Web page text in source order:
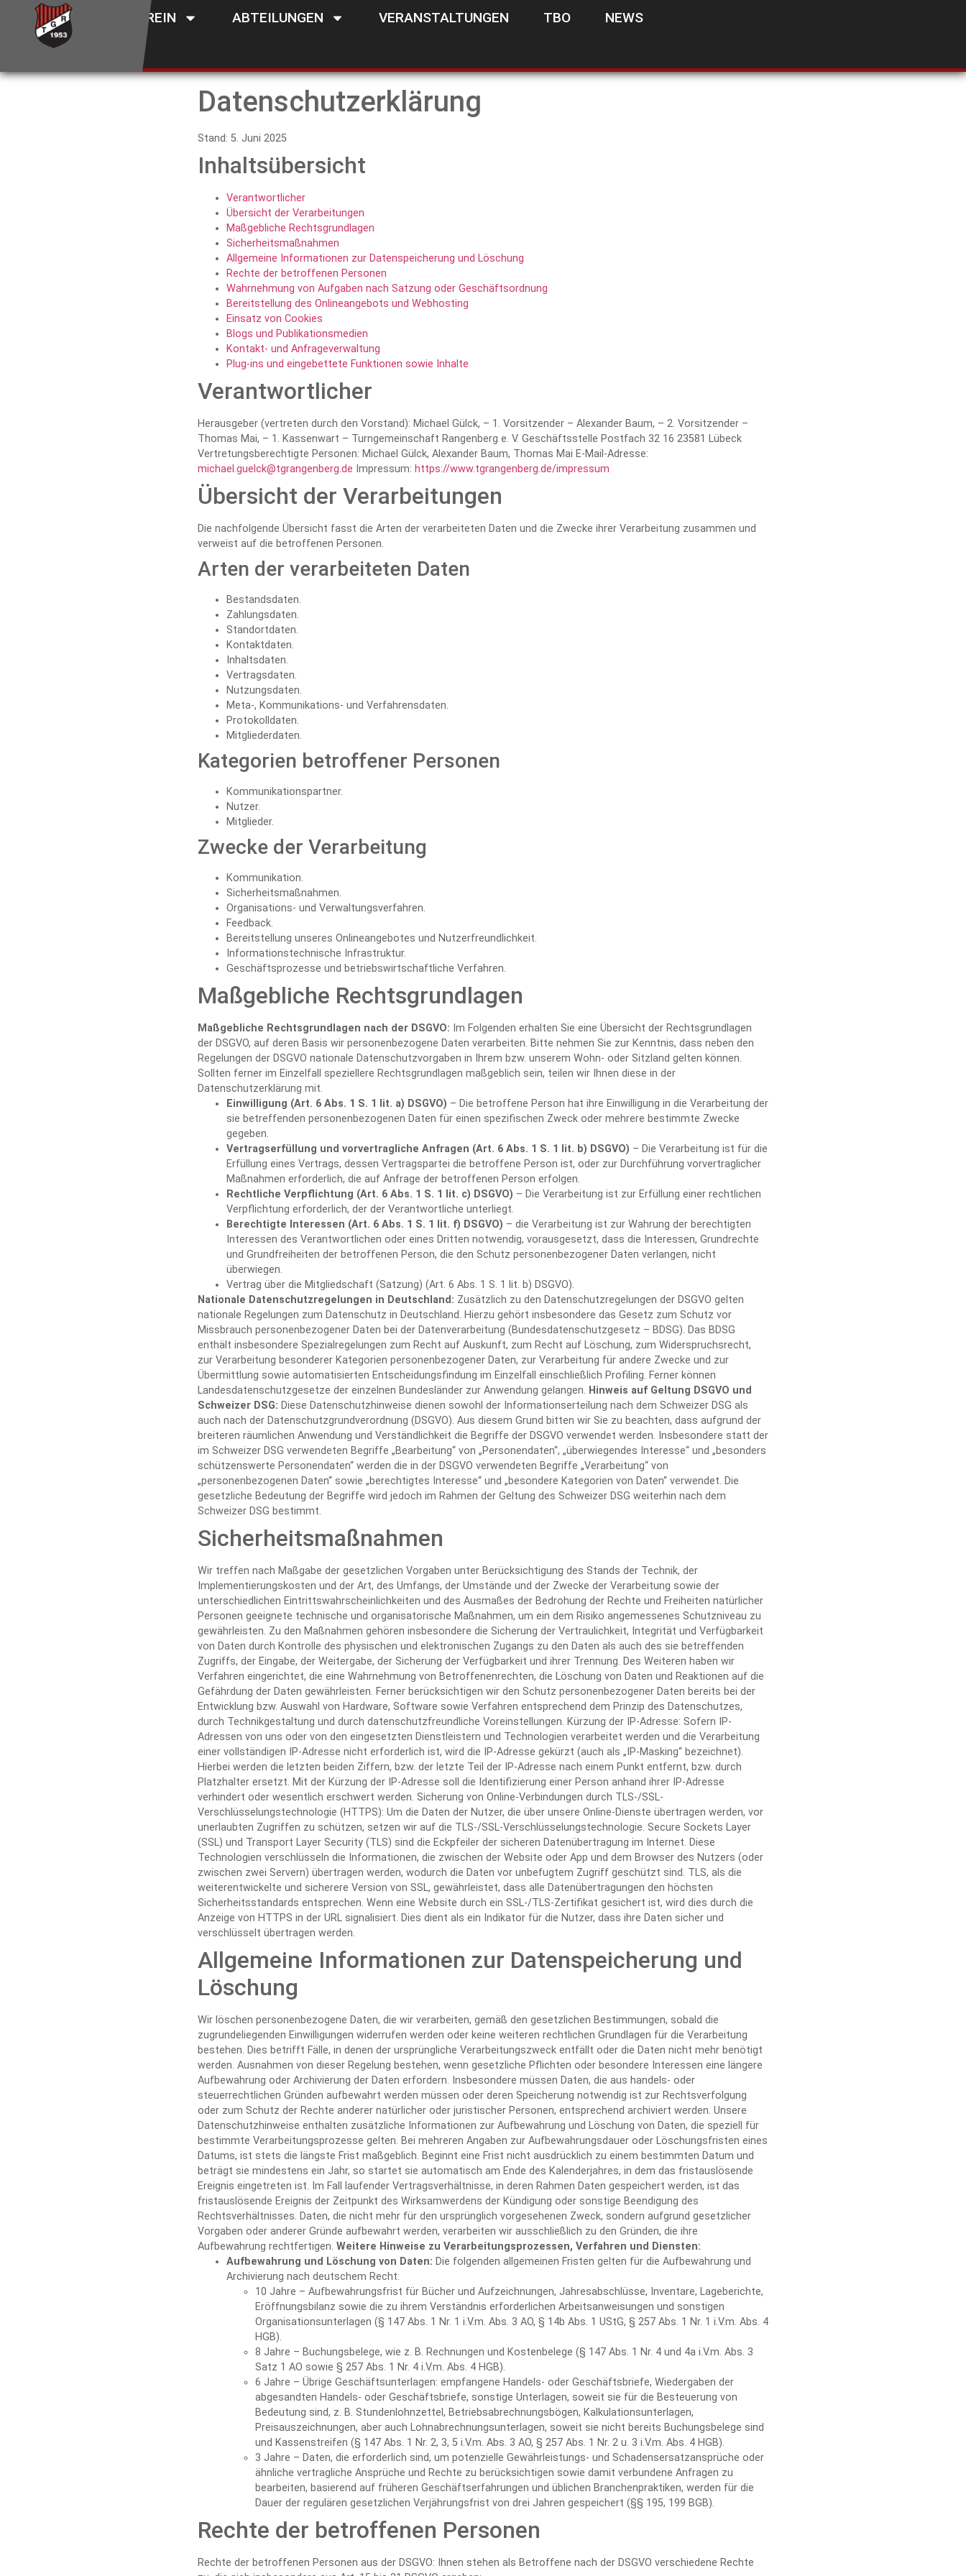
VEREIN ABTEILUNGEN VERANSTALTUNGEN TBO NEWS
Datenschutzerklärung
Stand: 5. Juni 2025
Inhaltsübersicht
Verantwortlicher
Übersicht der Verarbeitungen
Maßgebliche Rechtsgrundlagen
Sicherheitsmaßnahmen
Allgemeine Informationen zur Datenspeicherung und Löschung
Rechte der betroffenen Personen
Wahrnehmung von Aufgaben nach Satzung oder Geschäftsordnung
Bereitstellung des Onlineangebots und Webhosting
Einsatz von Cookies
Blogs und Publikationsmedien
Kontakt- und Anfrageverwaltung
Plug-ins und eingebettete Funktionen sowie Inhalte
Verantwortlicher
Herausgeber (vertreten durch den Vorstand): Michael Gülck, – 1. Vorsitzender – Alexander Baum, – 2. Vorsitzender –
Thomas Mai, – 1. Kassenwart – Turngemeinschaft Rangenberg e. V. Geschäftsstelle Postfach 32 16 23581 Lübeck
Vertretungsberechtigte Personen: Michael Gülck, Alexander Baum, Thomas Mai E-Mail-Adresse:
michael.guelck@tgrangenberg.de Impressum: https://www.tgrangenberg.de/impressum
Übersicht der Verarbeitungen
Die nachfolgende Übersicht fasst die Arten der verarbeiteten Daten und die Zwecke ihrer Verarbeitung zusammen und
verweist auf die betroffenen Personen.
Arten der verarbeiteten Daten
Bestandsdaten.
Zahlungsdaten.
Standortdaten.
Kontaktdaten.
Inhaltsdaten.
Vertragsdaten.
Nutzungsdaten.
Meta-, Kommunikations- und Verfahrensdaten.
Protokolldaten.
Mitgliederdaten.
Kategorien betroffener Personen
Kommunikationspartner.
Nutzer.
Mitglieder.
Zwecke der Verarbeitung
Kommunikation.
Sicherheitsmaßnahmen.
Organisations- und Verwaltungsverfahren.
Feedback.
Bereitstellung unseres Onlineangebotes und Nutzerfreundlichkeit.
Informationstechnische Infrastruktur.
Geschäftsprozesse und betriebswirtschaftliche Verfahren.
Maßgebliche Rechtsgrundlagen
Maßgebliche Rechtsgrundlagen nach der DSGVO: Im Folgenden erhalten Sie eine Übersicht der Rechtsgrundlagen
der DSGVO, auf deren Basis wir personenbezogene Daten verarbeiten. Bitte nehmen Sie zur Kenntnis, dass neben den
Regelungen der DSGVO nationale Datenschutzvorgaben in Ihrem bzw. unserem Wohn- oder Sitzland gelten können.
Sollten ferner im Einzelfall speziellere Rechtsgrundlagen maßgeblich sein, teilen wir Ihnen diese in der
Datenschutzerklärung mit.
Einwilligung (Art. 6 Abs. 1 S. 1 lit. a) DSGVO) – Die betroffene Person hat ihre Einwilligung in die Verarbeitung der
sie betreffenden personenbezogenen Daten für einen spezifischen Zweck oder mehrere bestimmte Zwecke
gegeben.
Vertragserfüllung und vorvertragliche Anfragen (Art. 6 Abs. 1 S. 1 lit. b) DSGVO) – Die Verarbeitung ist für die
Erfüllung eines Vertrags, dessen Vertragspartei die betroffene Person ist, oder zur Durchführung vorvertraglicher
Maßnahmen erforderlich, die auf Anfrage der betroffenen Person erfolgen.
Rechtliche Verpflichtung (Art. 6 Abs. 1 S. 1 lit. c) DSGVO) – Die Verarbeitung ist zur Erfüllung einer rechtlichen
Verpflichtung erforderlich, der der Verantwortliche unterliegt.
Berechtigte Interessen (Art. 6 Abs. 1 S. 1 lit. f) DSGVO) – die Verarbeitung ist zur Wahrung der berechtigten
Interessen des Verantwortlichen oder eines Dritten notwendig, vorausgesetzt, dass die Interessen, Grundrechte
und Grundfreiheiten der betroffenen Person, die den Schutz personenbezogener Daten verlangen, nicht
überwiegen.
Vertrag über die Mitgliedschaft (Satzung) (Art. 6 Abs. 1 S. 1 lit. b) DSGVO).
Nationale Datenschutzregelungen in Deutschland: Zusätzlich zu den Datenschutzregelungen der DSGVO gelten
nationale Regelungen zum Datenschutz in Deutschland. Hierzu gehört insbesondere das Gesetz zum Schutz vor
Missbrauch personenbezogener Daten bei der Datenverarbeitung (Bundesdatenschutzgesetz – BDSG). Das BDSG
enthält insbesondere Spezialregelungen zum Recht auf Auskunft, zum Recht auf Löschung, zum Widerspruchsrecht,
zur Verarbeitung besonderer Kategorien personenbezogener Daten, zur Verarbeitung für andere Zwecke und zur
Übermittlung sowie automatisierten Entscheidungsfindung im Einzelfall einschließlich Profiling. Ferner können
Landesdatenschutzgesetze der einzelnen Bundesländer zur Anwendung gelangen. Hinweis auf Geltung DSGVO und
Schweizer DSG: Diese Datenschutzhinweise dienen sowohl der Informationserteilung nach dem Schweizer DSG als
auch nach der Datenschutzgrundverordnung (DSGVO). Aus diesem Grund bitten wir Sie zu beachten, dass aufgrund der
breiteren räumlichen Anwendung und Verständlichkeit die Begriffe der DSGVO verwendet werden. Insbesondere statt der
im Schweizer DSG verwendeten Begriffe „Bearbeitung“ von „Personendaten“, „überwiegendes Interesse“ und „besonders
schützenswerte Personendaten“ werden die in der DSGVO verwendeten Begriffe „Verarbeitung“ von
„personenbezogenen Daten“ sowie „berechtigtes Interesse“ und „besondere Kategorien von Daten“ verwendet. Die
gesetzliche Bedeutung der Begriffe wird jedoch im Rahmen der Geltung des Schweizer DSG weiterhin nach dem
Schweizer DSG bestimmt.
Sicherheitsmaßnahmen
Wir treffen nach Maßgabe der gesetzlichen Vorgaben unter Berücksichtigung des Stands der Technik, der
Implementierungskosten und der Art, des Umfangs, der Umstände und der Zwecke der Verarbeitung sowie der
unterschiedlichen Eintrittswahrscheinlichkeiten und des Ausmaßes der Bedrohung der Rechte und Freiheiten natürlicher
Personen geeignete technische und organisatorische Maßnahmen, um ein dem Risiko angemessenes Schutzniveau zu
gewährleisten. Zu den Maßnahmen gehören insbesondere die Sicherung der Vertraulichkeit, Integrität und Verfügbarkeit
von Daten durch Kontrolle des physischen und elektronischen Zugangs zu den Daten als auch des sie betreffenden
Zugriffs, der Eingabe, der Weitergabe, der Sicherung der Verfügbarkeit und ihrer Trennung. Des Weiteren haben wir
Verfahren eingerichtet, die eine Wahrnehmung von Betroffenenrechten, die Löschung von Daten und Reaktionen auf die
Gefährdung der Daten gewährleisten. Ferner berücksichtigen wir den Schutz personenbezogener Daten bereits bei der
Entwicklung bzw. Auswahl von Hardware, Software sowie Verfahren entsprechend dem Prinzip des Datenschutzes,
durch Technikgestaltung und durch datenschutzfreundliche Voreinstellungen. Kürzung der IP-Adresse: Sofern IP-
Adressen von uns oder von den eingesetzten Dienstleistern und Technologien verarbeitet werden und die Verarbeitung
einer vollständigen IP-Adresse nicht erforderlich ist, wird die IP-Adresse gekürzt (auch als „IP-Masking“ bezeichnet).
Hierbei werden die letzten beiden Ziffern, bzw. der letzte Teil der IP-Adresse nach einem Punkt entfernt, bzw. durch
Platzhalter ersetzt. Mit der Kürzung der IP-Adresse soll die Identifizierung einer Person anhand ihrer IP-Adresse
verhindert oder wesentlich erschwert werden. Sicherung von Online-Verbindungen durch TLS-/SSL-
Verschlüsselungstechnologie (HTTPS): Um die Daten der Nutzer, die über unsere Online-Dienste übertragen werden, vor
unerlaubten Zugriffen zu schützen, setzen wir auf die TLS-/SSL-Verschlüsselungstechnologie. Secure Sockets Layer
(SSL) und Transport Layer Security (TLS) sind die Eckpfeiler der sicheren Datenübertragung im Internet. Diese
Technologien verschlüsseln die Informationen, die zwischen der Website oder App und dem Browser des Nutzers (oder
zwischen zwei Servern) übertragen werden, wodurch die Daten vor unbefugtem Zugriff geschützt sind. TLS, als die
weiterentwickelte und sicherere Version von SSL, gewährleistet, dass alle Datenübertragungen den höchsten
Sicherheitsstandards entsprechen. Wenn eine Website durch ein SSL-/TLS-Zertifikat gesichert ist, wird dies durch die
Anzeige von HTTPS in der URL signalisiert. Dies dient als ein Indikator für die Nutzer, dass ihre Daten sicher und
verschlüsselt übertragen werden.
Allgemeine Informationen zur Datenspeicherung und
Löschung
Wir löschen personenbezogene Daten, die wir verarbeiten, gemäß den gesetzlichen Bestimmungen, sobald die
zugrundeliegenden Einwilligungen widerrufen werden oder keine weiteren rechtlichen Grundlagen für die Verarbeitung
bestehen. Dies betrifft Fälle, in denen der ursprüngliche Verarbeitungszweck entfällt oder die Daten nicht mehr benötigt
werden. Ausnahmen von dieser Regelung bestehen, wenn gesetzliche Pflichten oder besondere Interessen eine längere
Aufbewahrung oder Archivierung der Daten erfordern. Insbesondere müssen Daten, die aus handels- oder
steuerrechtlichen Gründen aufbewahrt werden müssen oder deren Speicherung notwendig ist zur Rechtsverfolgung
oder zum Schutz der Rechte anderer natürlicher oder juristischer Personen, entsprechend archiviert werden. Unsere
Datenschutzhinweise enthalten zusätzliche Informationen zur Aufbewahrung und Löschung von Daten, die speziell für
bestimmte Verarbeitungsprozesse gelten. Bei mehreren Angaben zur Aufbewahrungsdauer oder Löschungsfristen eines
Datums, ist stets die längste Frist maßgeblich. Beginnt eine Frist nicht ausdrücklich zu einem bestimmten Datum und
beträgt sie mindestens ein Jahr, so startet sie automatisch am Ende des Kalenderjahres, in dem das fristauslösende
Ereignis eingetreten ist. Im Fall laufender Vertragsverhältnisse, in deren Rahmen Daten gespeichert werden, ist das
fristauslösende Ereignis der Zeitpunkt des Wirksamwerdens der Kündigung oder sonstige Beendigung des
Rechtsverhältnisses. Daten, die nicht mehr für den ursprünglich vorgesehenen Zweck, sondern aufgrund gesetzlicher
Vorgaben oder anderer Gründe aufbewahrt werden, verarbeiten wir ausschließlich zu den Gründen, die ihre
Aufbewahrung rechtfertigen. Weitere Hinweise zu Verarbeitungsprozessen, Verfahren und Diensten:
Aufbewahrung und Löschung von Daten: Die folgenden allgemeinen Fristen gelten für die Aufbewahrung und
Archivierung nach deutschem Recht:
10 Jahre – Aufbewahrungsfrist für Bücher und Aufzeichnungen, Jahresabschlüsse, Inventare, Lageberichte,
Eröffnungsbilanz sowie die zu ihrem Verständnis erforderlichen Arbeitsanweisungen und sonstigen
Organisationsunterlagen (§ 147 Abs. 1 Nr. 1 i.V.m. Abs. 3 AO, § 14b Abs. 1 UStG, § 257 Abs. 1 Nr. 1 i.V.m. Abs. 4
HGB).
8 Jahre – Buchungsbelege, wie z. B. Rechnungen und Kostenbelege (§ 147 Abs. 1 Nr. 4 und 4a i.V.m. Abs. 3
Satz 1 AO sowie § 257 Abs. 1 Nr. 4 i.V.m. Abs. 4 HGB).
6 Jahre – Übrige Geschäftsunterlagen: empfangene Handels- oder Geschäftsbriefe, Wiedergaben der
abgesandten Handels- oder Geschäftsbriefe, sonstige Unterlagen, soweit sie für die Besteuerung von
Bedeutung sind, z. B. Stundenlohnzettel, Betriebsabrechnungsbögen, Kalkulationsunterlagen,
Preisauszeichnungen, aber auch Lohnabrechnungsunterlagen, soweit sie nicht bereits Buchungsbelege sind
und Kassenstreifen (§ 147 Abs. 1 Nr. 2, 3, 5 i.V.m. Abs. 3 AO, § 257 Abs. 1 Nr. 2 u. 3 i.V.m. Abs. 4 HGB).
3 Jahre – Daten, die erforderlich sind, um potenzielle Gewährleistungs- und Schadensersatzansprüche oder
ähnliche vertragliche Ansprüche und Rechte zu berücksichtigen sowie damit verbundene Anfragen zu
bearbeiten, basierend auf früheren Geschäftserfahrungen und üblichen Branchenpraktiken, werden für die
Dauer der regulären gesetzlichen Verjährungsfrist von drei Jahren gespeichert (§§ 195, 199 BGB).
Rechte der betroffenen Personen
Rechte der betroffenen Personen aus der DSGVO: Ihnen stehen als Betroffene nach der DSGVO verschiedene Rechte